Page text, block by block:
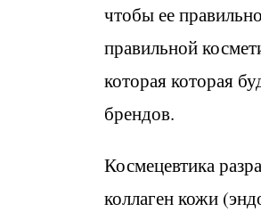
чтобы ее
правильной
которая которая
брендов.
Космецевтика
коллаген кожи